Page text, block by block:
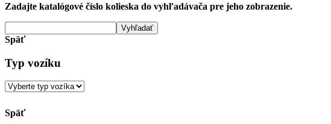
Zadajte katalógové číslo kolieska do vyhľadávača pre jeho zobrazenie.
Vyhľadať
Späť
Typ vozíku
Späť